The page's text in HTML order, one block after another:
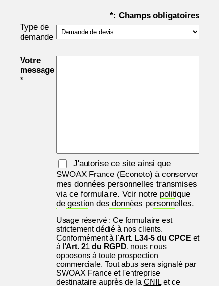
*: Champs obligatoires
Type de
demande
Votre
message
*
J'autorise ce site ainsi que
SWOAX France(Econeto) à conserver
mes données personnelles transmises
via ce formulaire. Voir notre politique
de gestion des données personnelles.
Usage réservé : Ce formulaire est
strictement dédié à nos clients.
Conformément à l'Art. L34-5 du CPCE et
à l'Art. 21 du RGPD, nous nous
opposons à toute prospection
commerciale. Tout abus sera signalé par
SWOAX France et l'entreprise
destinataire auprès de la CNILet de